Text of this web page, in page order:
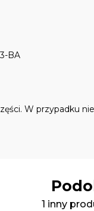
BA
W przypadku
1 inny